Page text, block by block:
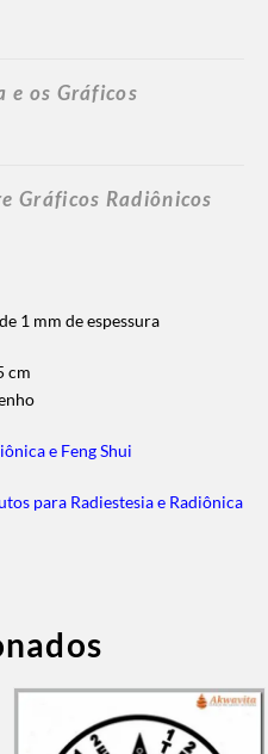
e os Gráficos
Gráficos Radiônicos
1 mm de espessura
cm
e Feng Shui
para Radiestesia e Radiônica